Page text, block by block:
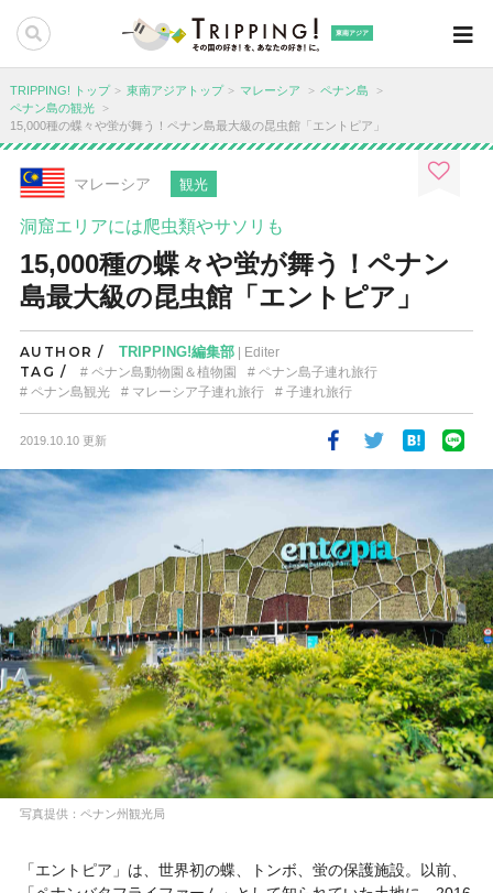
東南アジア
TRIPPING! トップ 東南アジアトップ マレーシア
ペナン島
ペナン島の観光
15,000種の蝶々や蛍が舞う！ペナン島最大級の昆虫館「エントピア」
マレーシア 観光
洞窟エリアには爬虫類やサソリも
15,000種の蝶々や蛍が舞う！ペナン
島最大級の昆虫館「エントピア」
AUTHOR / TRIPPING!編集部| Editer
TAG / ペナン島動物園＆植物園
ペナン島子連れ旅行
ペナン島観光
マレーシア子連れ旅行 子連れ旅行
2019.10.10 更新
写真提供：ペナン州観光局
「エントピア」は、世界初の蝶、トンボ、蛍の保護施設。以前、